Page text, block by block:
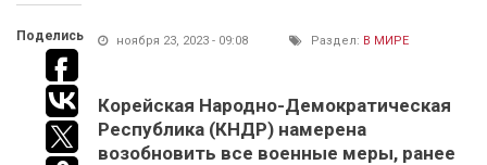
Поделись ноября 23, 2023 - 09:08 Раздел: В МИРЕ
Корейская Народно-Демократическая
Республика (КНДР) намерена
возобновить все военные меры, ранее